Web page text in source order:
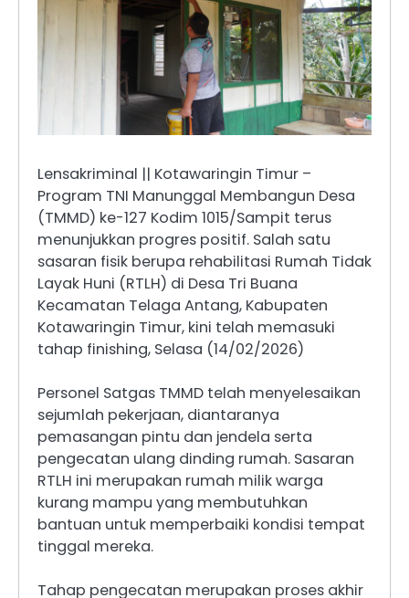
Lensakriminal || Kotawaringin Timur –
Program TNI Manunggal Membangun Desa
(TMMD) ke-127 Kodim 1015/Sampit terus
menunjukkan progres positif. Salah satu
sasaran fisik berupa rehabilitasi Rumah Tidak
Layak Huni (RTLH) di Desa Tri Buana
Kecamatan Telaga Antang, Kabupaten
Kotawaringin Timur, kini telah memasuki
tahap finishing, Selasa (14/02/2026)
Personel Satgas TMMD telah menyelesaikan
sejumlah pekerjaan, diantaranya
pemasangan pintu dan jendela serta
pengecatan ulang dinding rumah. Sasaran
RTLH ini merupakan rumah milik warga
kurang mampu yang membutuhkan
bantuan untuk memperbaiki kondisi tempat
tinggal mereka.
Tahap pengecatan merupakan proses akhir